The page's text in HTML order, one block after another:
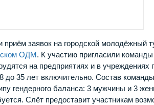
приём заявок на городской
ОДМ. К участию пригласили
на предприятиях и в
до 35 лет включительно. Состав
гендерного баланса: 3 мужчины и 3
Слёт предоставит участникам